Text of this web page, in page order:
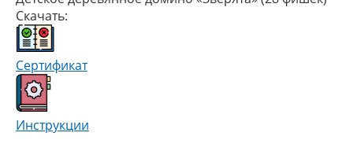
Скачать:
Сертификат
Инструкции